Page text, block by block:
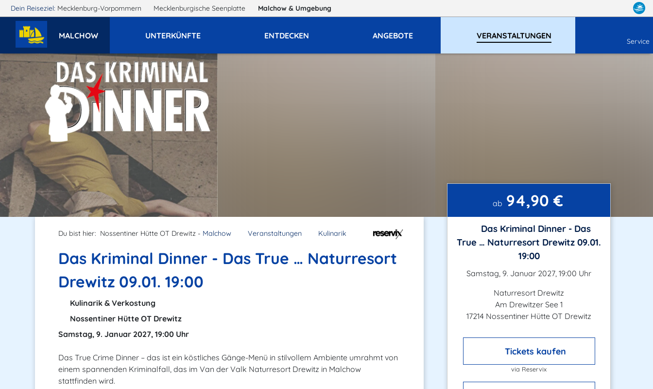
Dein Reiseziel: Mecklenburg-Vorpommern Mecklenburgische Seenplatte Malchow & Umgebung
MALCHOW UNTERKÜNFTE ENTDECKEN ANGEBOTE VERANSTALTUNGEN
Service
Du bist hier: Nossentiner Hütte OT Drewitz - Malchow Veranstaltungen Kulinarik
Das Kriminal Dinner - Das True … Naturresort
Drewitz 09.01. 19:00
Kulinarik & Verkostung
Nossentiner Hütte OT Drewitz
Samstag, 9. Januar 2027, 19:00 Uhr
Das True Crime Dinner – das ist ein köstliches Gänge-Menü in stilvollem Ambiente umrahmt von
einem spannenden Kriminalfall, das im Van der Valk Naturresort Drewitz in Malchow
stattfinden wird.
ab 94,90 €
Das Kriminal Dinner - Das
True … Naturresort Drewitz 09.01.
19:00
Samstag, 9. Januar 2027, 19:00 Uhr
Naturresort Drewitz
Am Drewitzer See 1
17214 Nossentiner Hütte OT Drewitz
Tickets kaufen
via Reservix